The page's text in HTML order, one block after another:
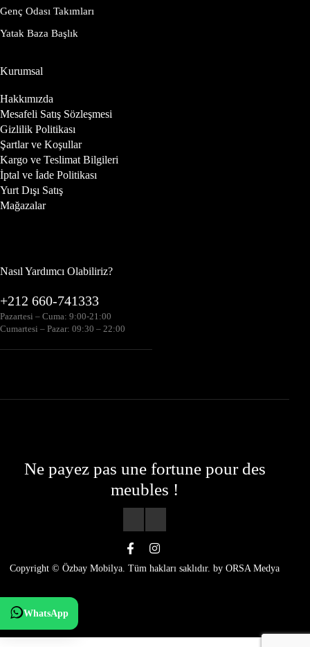
Genç Odası Takımları
Yatak Baza Başlık
Kurumsal
Hakkımızda
Mesafeli Satış Sözleşmesi
Gizlilik Politikası
Şartlar ve Koşullar
Kargo ve Teslimat Bilgileri
İptal ve İade Politikası
Yurt Dışı Satış
Mağazalar
Nasıl Yardımcı Olabiliriz?
+212 660-741333
Pazartesi – Cuma: 9:00-21:00
Cumartesi – Pazar: 09:30 – 22:00
Ne payez pas une fortune pour des
meubles !
Copyright © Özbay Mobilya. Tüm hakları saklıdır. by ORSA Medya
WhatsApp